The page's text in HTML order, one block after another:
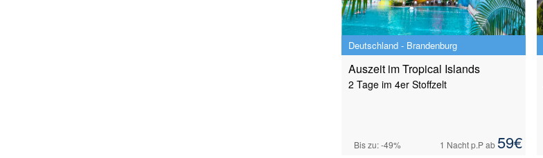
Deutschland - Brandenburg
Auszeit im Tropical Islands
2 Tage im 4er Stoffzelt
Bis zu: -49% 1 Nachtp.P ab 59€